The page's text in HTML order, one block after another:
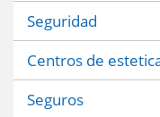
Seguridad
Centros de
Seguros